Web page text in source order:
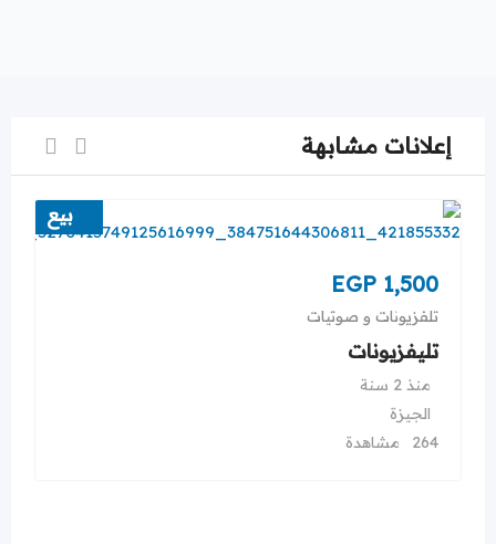
إعلانات مشابهة
بيع
EGP 1,500
تلفزيونات و صوتيات
تليفزيونات
منذ 2 سنة
الجيزة
264 مشاهدة